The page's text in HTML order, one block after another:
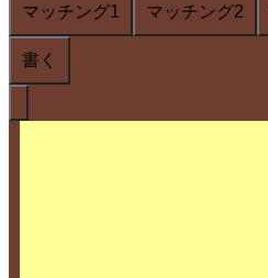
マッチング1
マッチング2
書く